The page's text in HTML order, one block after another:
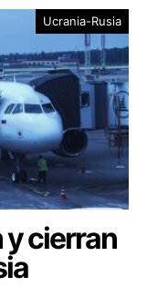
Ucrania-Rusia
y cierran